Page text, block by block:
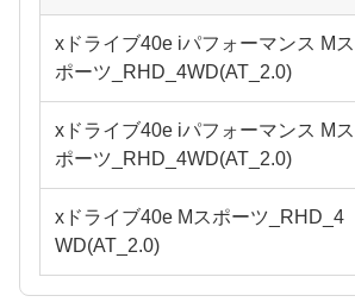
xドライブ40e iパフォーマンス Mス
ポーツ_RHD_4WD(AT_2.0)
xドライブ40e iパフォーマンス Mス
ポーツ_RHD_4WD(AT_2.0)
xドライブ40e Mスポーツ_RHD_4
WD(AT_2.0)